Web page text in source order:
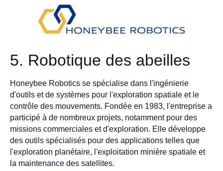
5. Robotique des abeilles
Honeybee Robotics se spécialise dans l'ingénierie
d'outils et de systèmes pour l'exploration spatiale et le
contrôle des mouvements. Fondée en 1983, l'entreprise a
participé à de nombreux projets, notamment pour des
missions commerciales et d'exploration. Elle développe
des outils spécialisés pour des applications telles que
l'exploration planétaire, l'exploitation minière spatiale et
la maintenance des satellites.